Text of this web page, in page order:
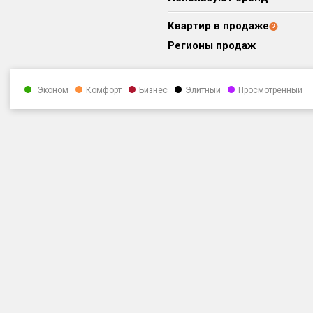
Квартир в продаже
Регионы продаж
Эконом Комфорт Бизнес Элитный Просмотренный